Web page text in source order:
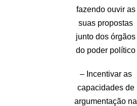
fazendo ouvir as
suas propostas
junto dos órgãos
do poder político
– Incentivar as
capacidades de
argumentação na